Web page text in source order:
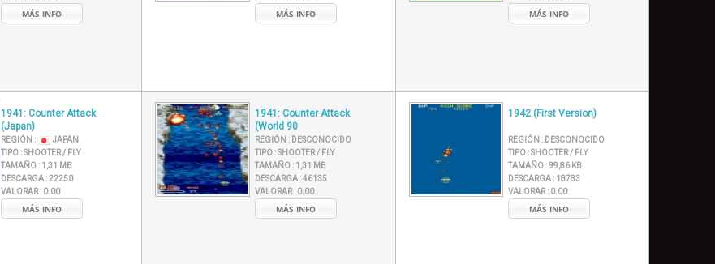
MÁS INFO MÁS INFO MÁS INFO
1941: Counter Attack
(Japan)
REGIÓN :
JAPAN
TIPO :SHOOTER / FLY
TAMAÑO : 1,31 MB
DESCARGA :22250
VALORAR : 0.00
MÁS INFO
1941: Counter Attack
(World 90
REGIÓN : DESCONOCIDO
TIPO :SHOOTER / FLY
TAMAÑO : 1,31 MB
DESCARGA :46135
VALORAR : 0.00
MÁS INFO
1942 (First Version)
REGIÓN : DESCONOCIDO
TIPO :SHOOTER / FLY
TAMAÑO :99,86 KB
DESCARGA : 18783
VALORAR : 0.00
MÁS INFO